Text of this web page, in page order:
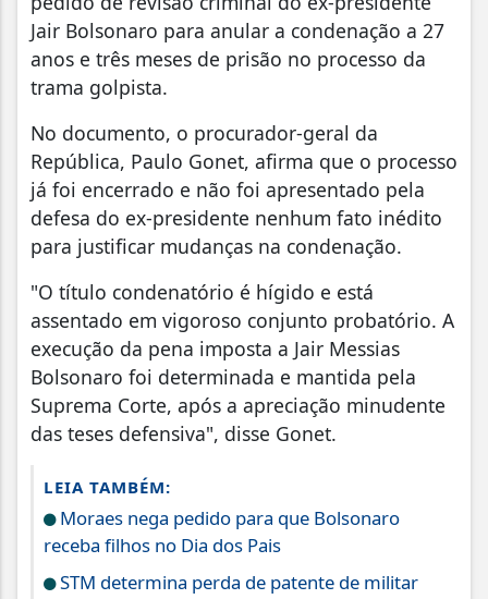
Jair Bolsonaro para anular a condenação a 27
anos e três meses de prisão no processo da
trama golpista.
No documento, o procurador-geral da
República, Paulo Gonet, afirma que o processo
já foi encerrado e não foi apresentado pela
defesa do ex-presidente nenhum fato inédito
para justificar mudanças na condenação.
"O título condenatório é hígido e está
assentado em vigoroso conjunto probatório. A
execução da pena imposta a Jair Messias
Bolsonaro foi determinada e mantida pela
Suprema Corte, após a apreciação minudente
das teses defensiva", disse Gonet.
LEIA TAMBÉM:
Moraes nega pedido para que Bolsonaro
receba filhos no Dia dos Pais
STM determina perda de patente de militar